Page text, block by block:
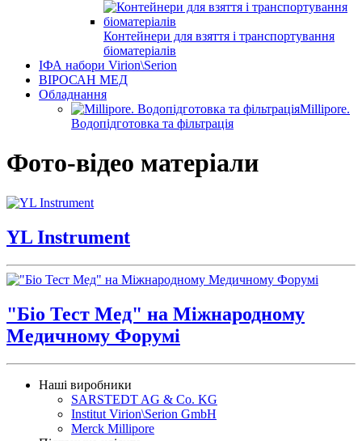
Контейнери для взяття і транспортування
біоматеріалів
ІФА набори Virion\Serion
ВІРОСАН МЕД
Обладнання
Millipore.
Водопідготовка та фільтрація
Фото-відео матеріали
YL Instrument
"Біо Тест Мед" на Міжнародному
Медичному Форумі
Наші виробники
SARSTEDT AG & Co. KG
Institut Virion\Serion GmbH
Merck Millipore